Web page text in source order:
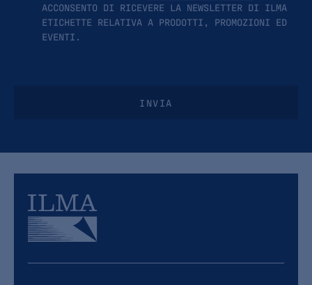
ACCONSENTO DI RICEVERE LA NEWSLETTER DI ILMA
ETICHETTE RELATIVA A PRODOTTI, PROMOZIONI ED
EVENTI.
INVIA